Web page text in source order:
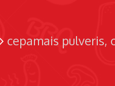
cepamais pulveris